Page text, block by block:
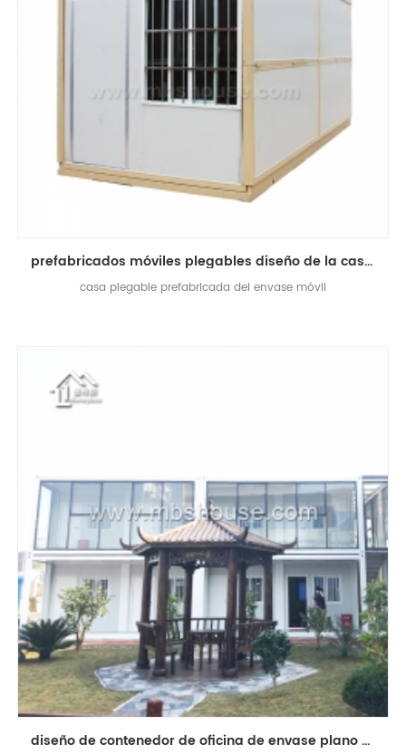
prefabricados móviles plegables diseño de la casa del envase china fabricantes de casas plegables
casa plegable prefabricada del envase móvil
diseño de contenedor de oficina de envase plano modular hotel móvil house container